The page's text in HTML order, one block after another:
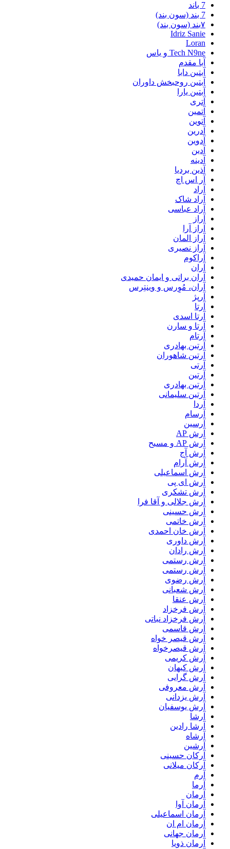
7 باند
7 بند (سون بند)
۷بند (سون بند)
Idriz Sanie
Loran
Tech N9ne و یاس
آبا مقدم
آبتین دابا
آبتین روحبخش داوران
آبتین یارا
آتری
آتمین
آتوین
آدرین
آدوین
آدین
آدینه
آذین بردیا
آر اس اچ
آراد
آراد شاک
آراد عباسی
آراز
آراز آرا
آراز المان
آراز نصیری
آراکوم
آران
آران براتی و ایمان حمیدی
آران، مُوِرس و وینتِرس
آرپژ
آرتا
آرتا اسدی
آرتا و سارن
آرتام
آرتبن بهادری
آرتين شاهوران
آرتی
آرتین
آرتین بهادری
آرتین سلیمانی
آردا
آرسام
آرسین
آرش AP
آرش AP و مسیح
آرش آج
آرش آرام
آرش اسماعیلی
آرش ای پی
آرش تشکری
آرش جلالی و آقا فرا
آرش حسینی
آرش خاتمی
آرش خان احمدی
آرش داوری
آرش رادان
آرش رستمى
آرش رستمی
آرش رضوی
آرش شعبانی
آرش عنقا
آرش فرخزاد
آرش فرخزاد نباتی
آرش قاسمی
آرش قیصر خواه
آرش قیصرخواه
آرش کریمی
آرش کیهان
آرش گرایی
آرش معروفی
آرش یزدانی
آرش یوسفیان
آرشا
آرشا رادین
آرشاه
آرشین
آرکان حسینی
آرکان میلانی
آرم
آرما
آرمان
آرمان آوا
آرمان اسماعیلی
آرمان ام ان
آرمان جهانی
آرمان ذویا